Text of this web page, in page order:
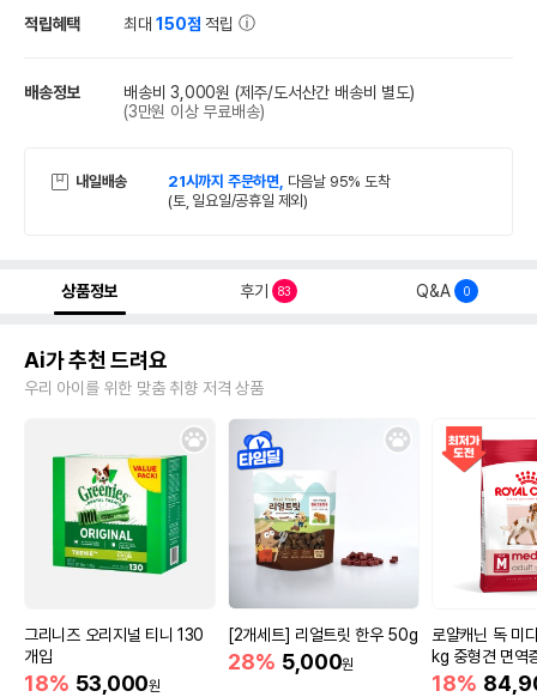
적립혜택 최대150점 적립
배송정보 배송비 3,000원 (제주/도서산간 배송비 별도)
(3만원 이상 무료배송)
내일배송 21시까지 주문하면, 다음날 95% 도착
(토, 일요일/공휴일 제외)
상품정보 후기 83 Q&A 0
Ai가 추천 드려요
우리 아이를 위한 맞춤 취향 저격 상품
그리니즈 오리지널 티니 130
개입
18% 53,000원
[2개세트] 리얼트릿 한우 50g
28% 5,000원
로얄캐닌 독 미
kg 중형견 면역
18%